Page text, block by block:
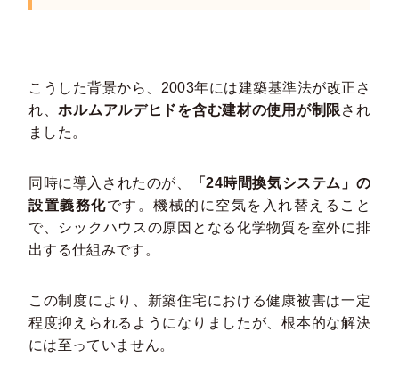
こうした背景から、2003年には建築基準法が改正さ
れ、ホルムアルデヒドを含む建材の使用が制限され
ました。
同時に導入されたのが、
「24時間換気システム」の
設置義務化です。機械的に空気を入れ替えること
で、シックハウスの原因となる化学物質を室外に排
出する仕組みです。
この制度により、新築住宅における健康被害は一定
程度抑えられるようになりましたが、根本的な解決
には至っていません。